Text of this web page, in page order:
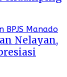
Nelayan,